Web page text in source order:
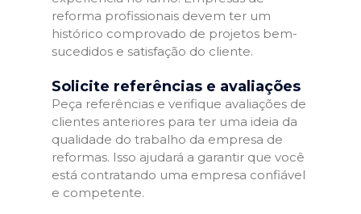
reforma profissionais devem ter um
histórico comprovado de projetos bem-
sucedidos e satisfação do cliente.
Solicite referências e avaliações
Peça referências e verifique avaliações de
clientes anteriores para ter uma ideia da
qualidade do trabalho da empresa de
reformas. Isso ajudará a garantir que você
está contratando uma empresa confiável
e competente.